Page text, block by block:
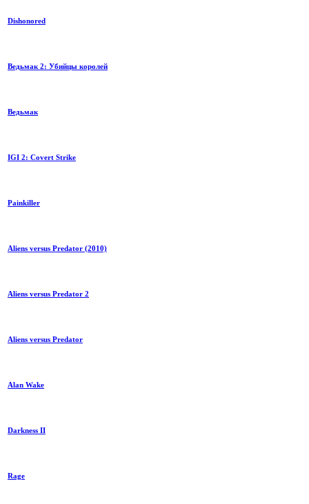
Dishonored
Ведьмак 2: Убийцы королей
Ведьмак
IGI 2: Covert Strike
Painkiller
Aliens versus Predator (2010)
Aliens versus Predator 2
Aliens versus Predator
Alan Wake
Darkness II
Rage